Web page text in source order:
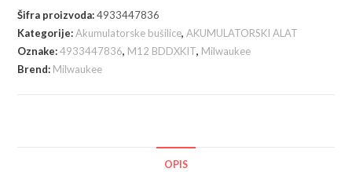
202C
akumulatorska
bušilica
sa
Šifra proizvoda:4933447836
Kategorije:Akumulatorske bušilice,AKUMULATORSKI ALAT
Oznake:4933447836, M12 BDDXKIT, Milwaukee
Brend: Milwaukee
OPIS